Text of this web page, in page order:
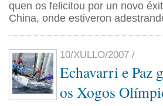
quen os felicitou por un novo
China, onde estiveron
10/XULLO/2007 /
Echavarri e Paz
os Xogos